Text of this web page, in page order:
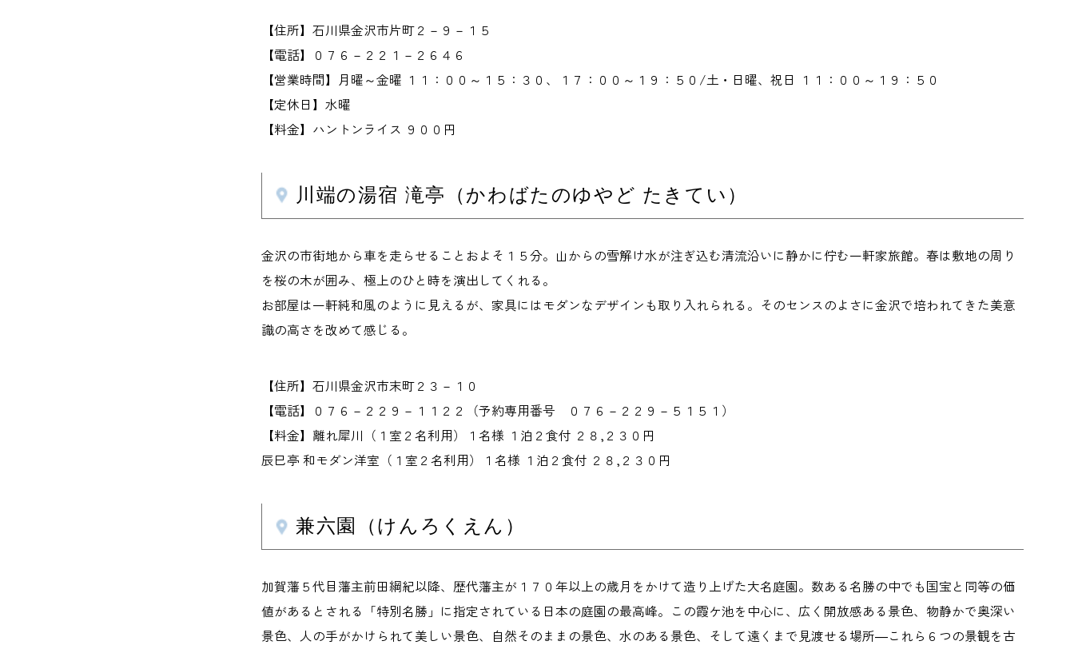
【住所】石川県金沢市片町２－９－１５
【電話】０７６－２２１－２６４６
【営業時間】月曜～金曜 １１：００～１５：３０、１７：００～１９：５０/土・日曜、祝日 １１：００～１９：５０
【定休日】水曜
【料金】ハントンライス ９００円
川端の湯宿 滝亭（かわばたのゆやど たきてい）
金沢の市街地から車を走らせることおよそ１５分。山からの雪解け水が注ぎ込む清流沿いに静かに佇む一軒家旅館。春は敷地の周り
を桜の木が囲み、極上のひと時を演出してくれる。
お部屋は一軒純和風のように見えるが、家具にはモダンなデザインも取り入れられる。そのセンスのよさに金沢で培われてきた美意
識の高さを改めて感じる。
【住所】石川県金沢市末町２３－１０
【電話】０７６－２２９－１１２２（予約専用番号 ０７６－２２９－５１５１）
【料金】離れ犀川（１室２名利用）１名様 １泊２食付 ２８,２３０円
辰巳亭 和モダン洋室（１室２名利用）１名様 １泊２食付 ２８,２３０円
兼六園（けんろくえん）
加賀藩５代目藩主前田綱紀以降、歴代藩主が１７０年以上の歳月をかけて造り上げた大名庭園。数ある名勝の中でも国宝と同等の価
値があるとされる「特別名勝」に指定されている日本の庭園の最高峰。この霞ケ池を中心に、広く開放感ある景色、物静かで奥深い
景色、人の手がかけられて美しい景色、自然そのままの景色、水のある景色、そして遠くまで見渡せる場所―これら６つの景観を古